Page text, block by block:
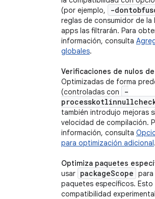
(por ejemplo,
-
reglas de consumidor de
apps las filtrarán. Para
información, consulta
globales.
Verificaciones de nulos
Optimizadas de forma
(controladas con
-
también introdujo mejoras
velocidad de compilación.
información, consulta
para optimización adicional.
Optimiza paquetes
usar packageScope
paquetes específicos. Esto
compatibilidad